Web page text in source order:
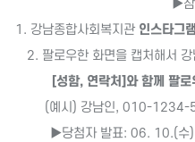
▶
1. 강남종합사회복지관 인스타그
2. 팔로우한 화면을 캡처해서
[성함, 연락처]와 함께 팔
(예시) 강남인, 010-1234-
▶당첨자 발표: 06. 10.(수